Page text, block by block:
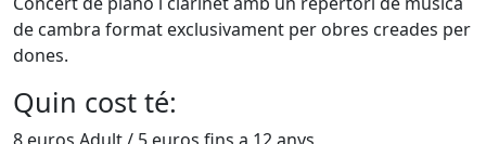
de cambra format exclusivament per obres creades per
dones.
Quin cost té: